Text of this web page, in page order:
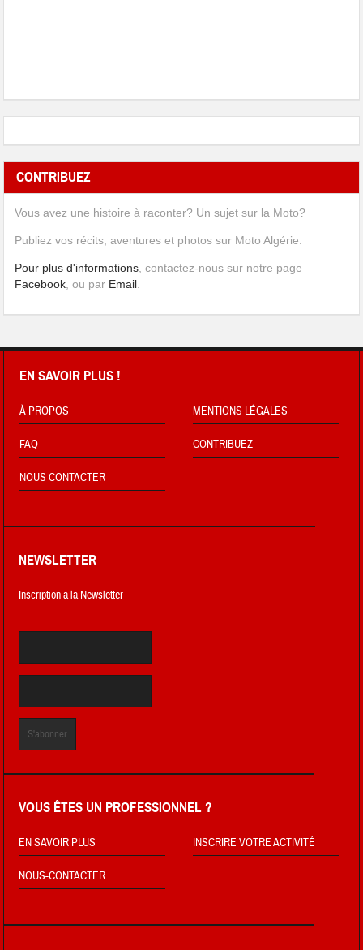
CONTRIBUEZ
Vous avez une histoire à raconter? Un sujet sur la Moto?
Publiez vos récits, aventures et photos sur Moto Algérie.
Pour plus d'informations, contactez-nous sur notre page
Facebook, ou par Email.
EN SAVOIR PLUS !
À PROPOS MENTIONS LÉGALES
FAQ CONTRIBUEZ
NOUS CONTACTER
NEWSLETTER
Inscription a la Newsletter
VOUS ÊTES UN PROFESSIONNEL ?
EN SAVOIR PLUS INSCRIRE VOTRE ACTIVITÉ
NOUS-CONTACTER